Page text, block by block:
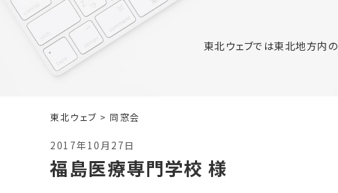
東北ウェブでは東北地方内
東北ウェブ > 同窓会
2017年10月27日
福島医療専門学校 様